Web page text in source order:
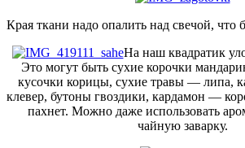
Края ткани надо опалить над свечой, что
На наш квадратик
Это могут быть сухие корочки
кусочки корицы, сухие травы — липа,
клевер, бутоны гвоздики, кардамон —
пахнет. Можно даже использовать
чайную заварку.